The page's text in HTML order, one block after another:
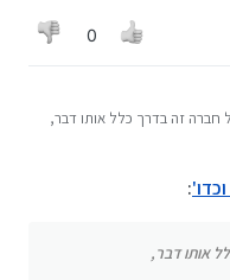
0
זה בדרך כלל אותו דבר,
שזה מדליק מחדש את
כוננים לביוס:
אותו דבר,